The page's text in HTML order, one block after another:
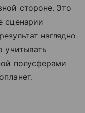
стороне. Это
сценарии
наглядно
учитывать
полусферами